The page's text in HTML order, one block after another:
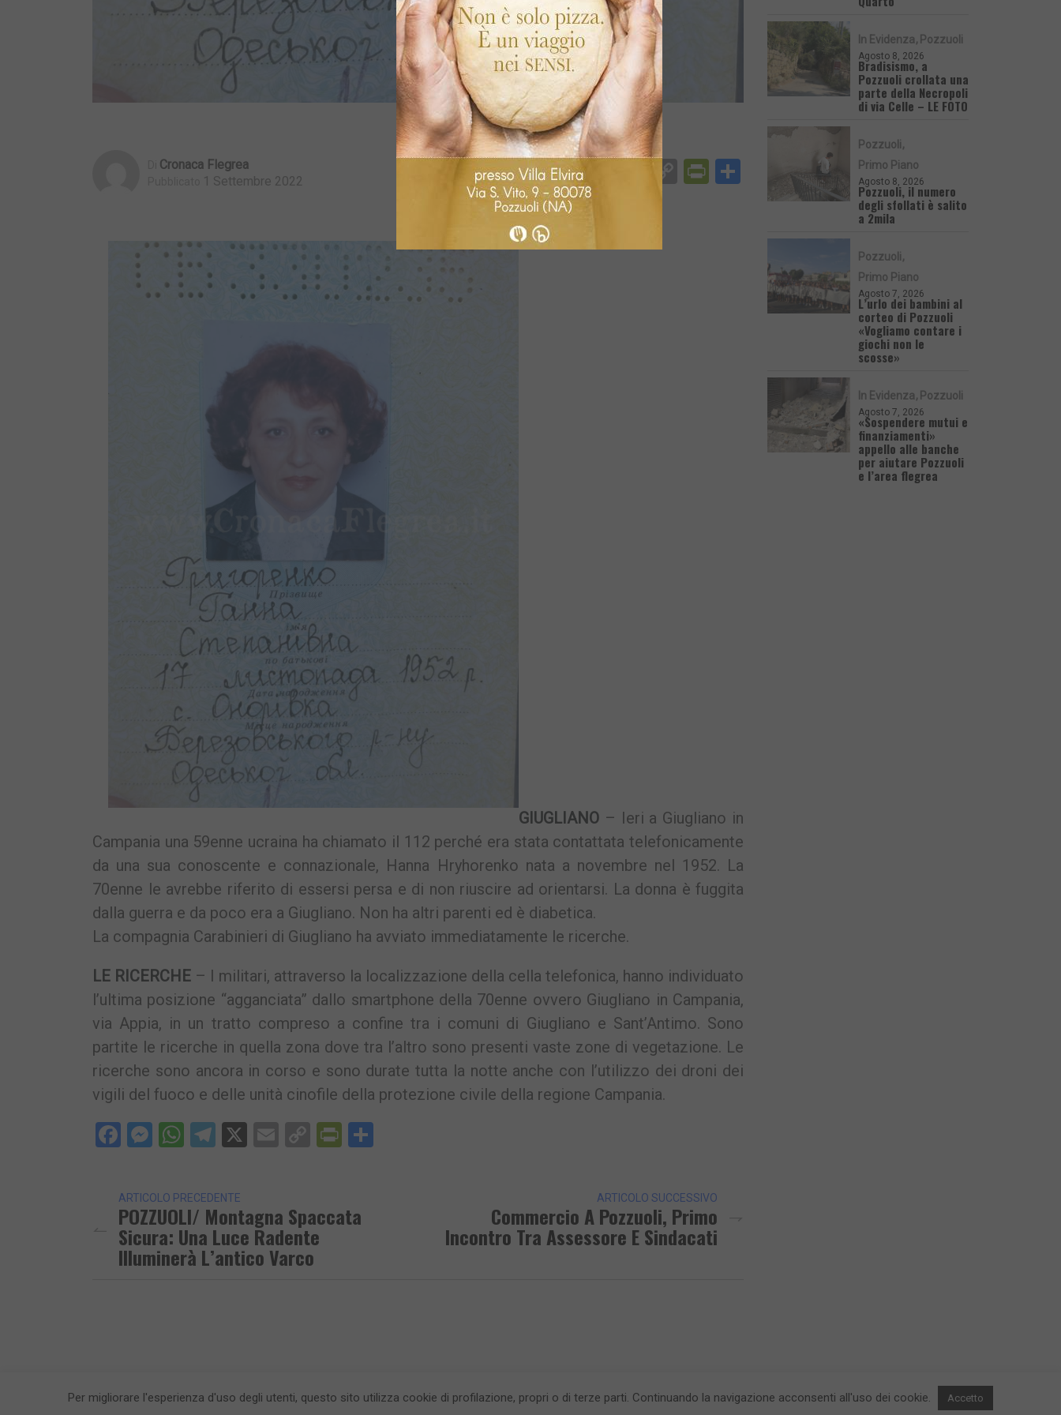
Cronaca Flegrea
1 Settembre 2022 Facebook
Messenger
WhatsApp
TelegramEmailCopyPrintFriendly
Condividi
GIUGLIANO – Ieri a Giugliano in
Campania una 59enne ucraina ha chiamato il 112 perché era stata contattata telefonicamente
da una sua conoscente e connazionale, Hanna Hryhorenko nata a novembre nel 1952. La
70enne le avrebbe riferito di essersi persa e di non riuscire ad orientarsi. La donna è fuggita
dalla guerra e da poco era a Giugliano. Non ha altri parenti ed è diabetica.
La compagnia Carabinieri di Giugliano ha avviato immediatamente le ricerche.
LE RICERCHE – I militari, attraverso la localizzazione della cella telefonica, hanno individuato
l’ultima posizione “agganciata” dallo smartphone della 70enne ovvero Giugliano in Campania,
via Appia, in un tratto compreso a confine tra i comuni di Giugliano e Sant’Antimo. Sono
partite le ricerche in quella zona dove tra l’altro sono presenti vaste zone di vegetazione. Le
ricerche sono ancora in corso e sono durate tutta la notte anche con l’utilizzo dei droni dei
vigili del fuoco e delle unità cinofile della protezione civile della regione Campania.
Facebook
Messenger
WhatsApp
Telegram
X EmailCopyPrintFriendly
ARTICOLO PRECEDENTE
POZZUOLI/ Montagna Spaccata
Sicura: Una Luce Radente
Illuminerà L’antico Varco
ARTICOLO SUCCESSIVO
Commercio A Pozzuoli, Primo
Incontro Tra Assessore E Sindacati
In Evidenza Pozzuoli
Agosto 8, 2026
Bradisismo, a
Pozzuoli crollata una
parte della Necropoli
di via Celle – LE FOTO
Pozzuoli
Primo Piano
Agosto 8, 2026
Pozzuoli, il numero
degli sfollati è salito
a 2mila
Pozzuoli
Primo Piano
Agosto 7, 2026
L’urlo dei bambini al
corteo di Pozzuoli
«Vogliamo contare i
giochi non le
scosse»
In Evidenza Pozzuoli
Agosto 7, 2026
«Sospendere mutui e
finanziamenti»
appello alle banche
per aiutare Pozzuoli
e l’area flegrea
Per migliorare l'esperienza d'uso degli utenti, questo sito utilizza cookie di profilazione, propri o di terze parti. Continuando la navigazione acconsenti all'uso dei cookie. Accetto